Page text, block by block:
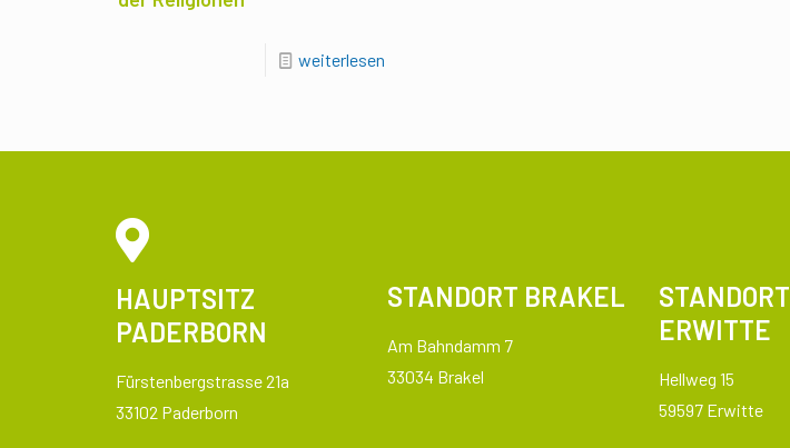
weiterlesen
HAUPTSITZ
PADERBORN
Fürstenbergstrasse 21a
33102 Paderborn
STANDORT BRAKEL
Am Bahndamm 7
33034 Brakel
STANDORT
ERWITTE
Hellweg 15
59597 Erwitte